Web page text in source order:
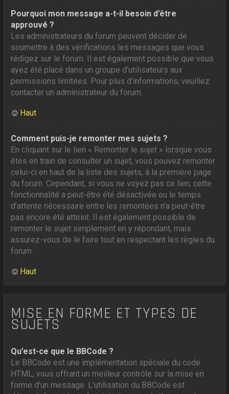
Pourquoi mon message a-t-il besoin d’être
approuvé ?
Les administrateurs du forum peuvent décider de
soumettre à des vérifications les messages que vous
rédigez sur le forum. Il est également possible que vous
ayez été placé dans un groupe d’utilisateurs aux
permissions limitées. Pour plus d’informations, veuillez
contacter un administrateur du forum.
Haut
Comment puis-je remonter mes sujets ?
En cliquant sur le lien « Remonter le sujet » lorsque vous
êtes en train de consulter un sujet, vous pouvez remonter
celui-ci en haut de la liste des sujets, à la première page
du forum. Cependant, si vous ne voyez pas ce lien, cette
fonctionnalité a peut-être été désactivée ou le temps
d’attente nécessaire entre les remontées n’a peut-être
pas encore été atteint. Il est également possible de
remonter le sujet simplement en y répondant, mais
assurez-vous de le faire tout en respectant les règles du
forum.
Haut
MISE EN FORME ET TYPES DE
SUJETS
Qu’est-ce que le BBCode ?
Le BBCode est une implémentation spéciale du code
HTML, vous offrant un meilleur contrôle sur la mise en
forme d’un message. L’utilisation du BBCode est